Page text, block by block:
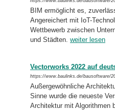
BIM ermöglicht es,
Angereichert mit IoT-
Wettbewerb zwischen
und Städten. weiter lesen
Vectorworks 2022 auf
https://www.baulinks.de/bausoftware/
Außergewöhnliche
Sinne wurde die neueste
Architektur mit Algorithmen